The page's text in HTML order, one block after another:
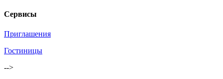
Сервисы
Приглашения
Гостиницы
-->